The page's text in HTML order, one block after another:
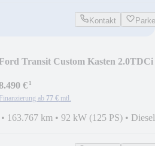
Kontakt
Transit Custom Kasten 2.0TDCi
€¹
Finanzierung ab 77 € mtl.
• 163.767 km • 92 kW (125 PS) • Diesel